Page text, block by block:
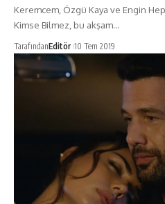
Keremcem, Özgü Kaya ve Engin
Kimse Bilmez, bu akşam…
TarafındanEditör 10 Tem 2019